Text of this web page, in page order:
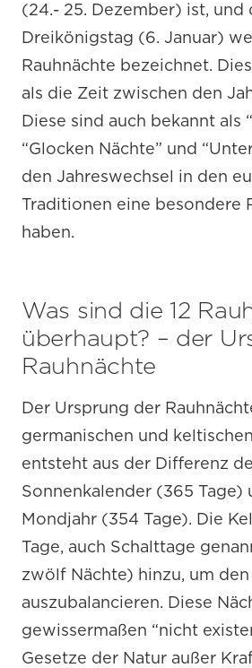
(24.- 25. Dezember) ist, und
Dreikönigstag (6. Januar)
Rauhnächte bezeichnet.
als die Zeit zwischen den
Diese sind auch bekannt als
“Glocken Nächte” und
den Jahreswechsel in den
Traditionen eine besondere
haben.
Was sind die 12
überhaupt? – der
Rauhnächte
Der Ursprung der
germanischen und
entsteht aus der Differenz
Sonnenkalender (365 Tage)
Mondjahr (354 Tage). Die
Tage, auch Schalttage
zwölf Nächte) hinzu, um
auszubalancieren. Diese
gewissermaßen “nicht
Gesetze der Natur außer